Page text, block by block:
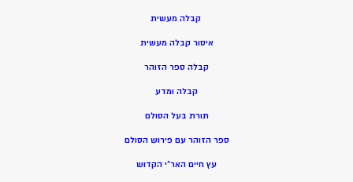
קבלה מעשית
איסור קבלה מעשית
קבלה ספר הזוהר
קבלה ומדע
תורת בעל הסולם
ספר הזוהר עם פירוש הסולם
עץ חיים האר”י הקדוש